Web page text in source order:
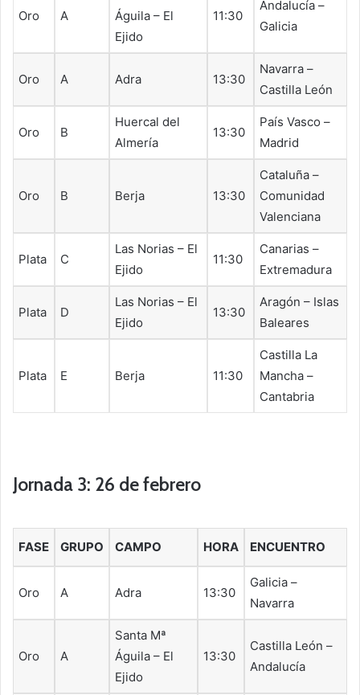
Oro A
Águila – El
Ejido
11:30
Andalucía –
Galicia
Oro A Adra 13:30
Navarra –
Castilla León
Oro B
Huercal del
Almería
13:30
País Vasco –
Madrid
Oro B Berja 13:30
Cataluña –
Comunidad
Valenciana
Plata C
Las Norias – El
Ejido
11:30
Canarias –
Extremadura
Plata D
Las Norias – El
Ejido
13:30
Aragón – Islas
Baleares
Plata E Berja 11:30
Castilla La
Mancha –
Cantabria
Jornada 3: 26 de febrero
FASE GRUPO CAMPO HORA ENCUENTRO
Oro A Adra 13:30
Galicia –
Navarra
Oro A
Santa Mª
Águila – El
Ejido
13:30
Castilla León –
Andalucía